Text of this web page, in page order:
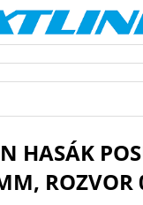
HASÁK
ROZVOR